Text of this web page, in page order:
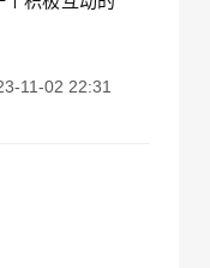
11-02 22:31